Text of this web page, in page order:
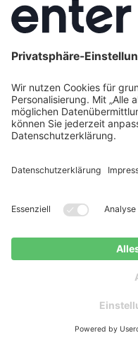
Jetzt kostenlos
7. August 2026
Schritte-
Von der Wahl der
Dimensionierung bis